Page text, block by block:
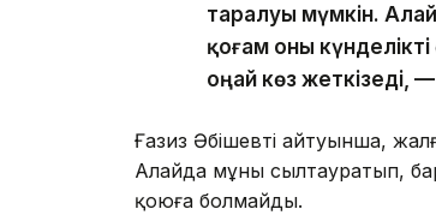
таралуы мүмкін.
қоғам оны
оңай көз жеткізеді,
Ғазиз Әбішевтің айтуынша,
Алайда мұны сылтауратып,
қоюға болмайды.